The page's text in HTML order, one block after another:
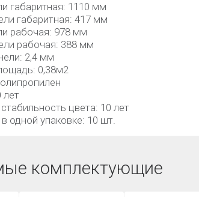
габаритная: 1110 мм
габаритная: 417 мм
рабочая: 978 мм
рабочая: 388 мм
2,4 мм
0,38м2
лет
цвета: 10 лет
одной упаковке: 10 шт.
комплектующие